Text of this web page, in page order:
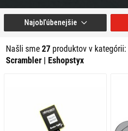
Našli sme27 produktov v kategórii:
Scrambler | Eshopstyx
Najobľúbenejšie